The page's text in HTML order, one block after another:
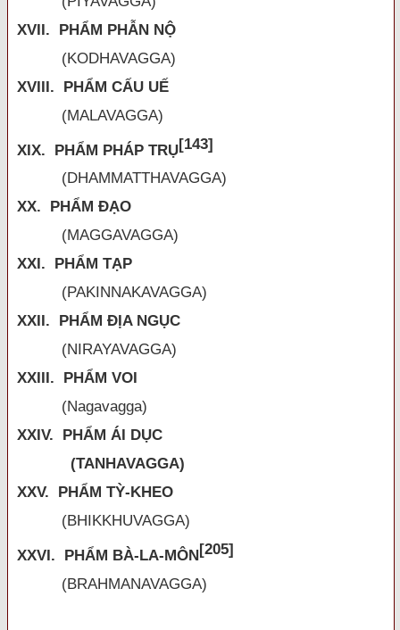
XVII. PHẨM PHẪN NỘ
(KODHAVAGGA)
XVIII. PHẨM CẤU UẾ
(MALAVAGGA)
XIX. PHẨM PHÁP TRỤ[143]
(DHAMMATTHAVAGGA)
XX. PHẨM ĐẠO
(MAGGAVAGGA)
XXI. PHẨM TẠP
(PAKINNAKAVAGGA)
XXII. PHẨM ĐỊA NGỤC
(NIRAYAVAGGA)
XXIII. PHẨM VOI
(Nagavagga)
XXIV. PHẨM ÁI DỤC
(TANHAVAGGA)
XXV. PHẨM TỲ-KHEO
(BHIKKHUVAGGA)
XXVI. PHẨM BÀ-LA-MÔN[205]
(BRAHMANAVAGGA)